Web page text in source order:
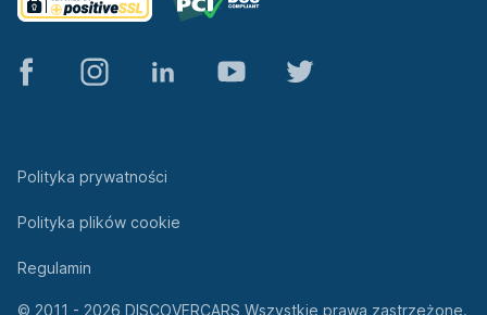
© 2011 - 2026 DISCOVERCARS Wszystkie prawa zastrzeżone.